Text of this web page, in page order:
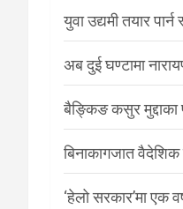
युवा उद्यमी तयार
अब दुई घण्टामा
बैङ्किङ कसुर मुद्दाका
बिनाकागजात वैदेशिक
‘हेलो सरकार’मा एक